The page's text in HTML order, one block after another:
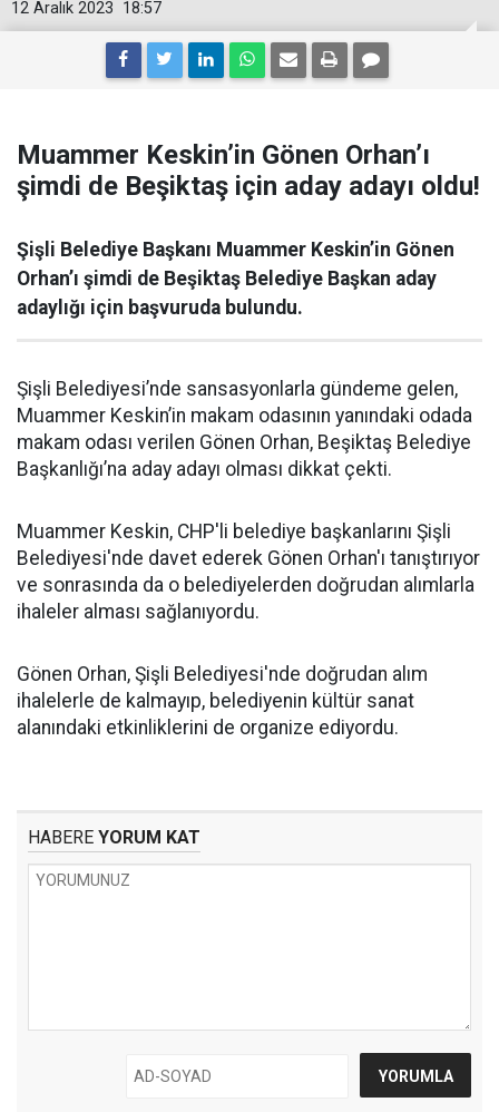
18:57
12 Aralık 2023
Muammer Keskin’in Gönen Orhan’ı
şimdi de Beşiktaş için aday adayı oldu!
Şişli Belediye Başkanı Muammer Keskin’in Gönen
Orhan’ı şimdi de Beşiktaş Belediye Başkan aday
adaylığı için başvuruda bulundu.
Şişli Belediyesi’nde sansasyonlarla gündeme gelen,
Muammer Keskin’in makam odasının yanındaki odada
makam odası verilen Gönen Orhan, Beşiktaş Belediye
Başkanlığı’na aday adayı olması dikkat çekti.
Muammer Keskin, CHP'li belediye başkanlarını Şişli
Belediyesi'nde davet ederek Gönen Orhan'ı tanıştırıyor
ve sonrasında da o belediyelerden doğrudan alımlarla
ihaleler alması sağlanıyordu.
Gönen Orhan, Şişli Belediyesi'nde doğrudan alım
ihalelerle de kalmayıp, belediyenin kültür sanat
alanındaki etkinliklerini de organize ediyordu.
HABERE YORUM KAT